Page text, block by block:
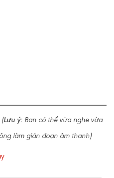
(Lưu ý: Bạn có thể vừa nghe vừa
làm gián đoạn âm thanh)